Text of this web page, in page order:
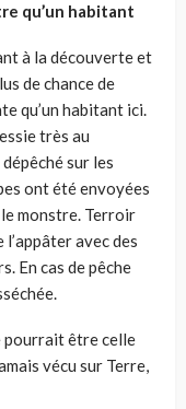
qu’un habitant
à la découverte et
de chance de
qu’un habitant ici.
très au
sur les
ont été envoyées
monstre. Terroir
avec des
En cas de pêche
pourrait être celle
vécu sur Terre,